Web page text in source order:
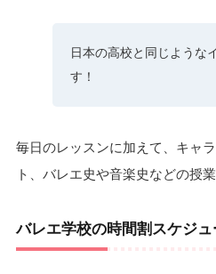
日本の高校と同じような
す！
毎日のレッスンに加えて、キャ
ト、バレエ史や音楽史などの授業
バレエ学校の時間割スケジ